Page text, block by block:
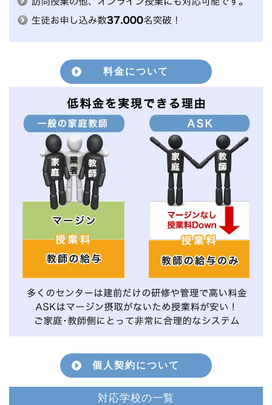
料金について
個人契約について
対応学校の一覧